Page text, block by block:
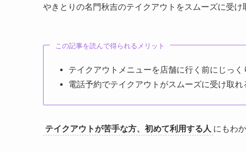
やきとりの名門秋吉のテイクアウトをスムーズに受け
この記事を読んで得られるメリット
テイクアウトメニューを店舗に行く前にじっく
電話予約でテイクアウトがスムーズに受け取れ
テイクアウトが苦手な方、初めて利用する人 にもわ